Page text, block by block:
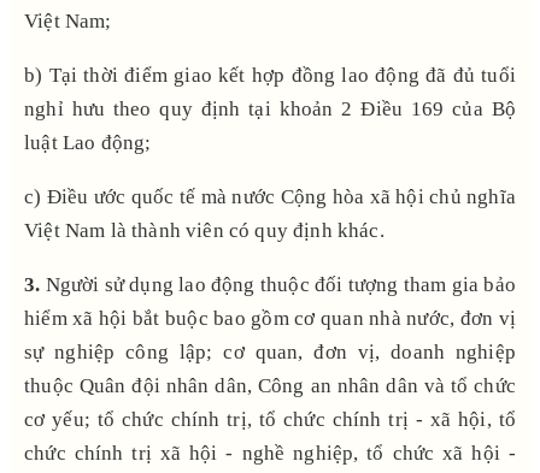
Việt Nam;
b) Tại thời điểm giao kết hợp đồng lao động đã đủ tuổi
nghỉ hưu theo quy định tại khoản 2 Điều 169 của Bộ
luật Lao động;
c) Điều ước quốc tế mà nước Cộng hòa xã hội chủ nghĩa
Việt Nam là thành viên có quy định khác.
3. Người sử dụng lao động thuộc đối tượng tham gia bảo
hiểm xã hội bắt buộc bao gồm cơ quan nhà nước, đơn vị
sự nghiệp công lập; cơ quan, đơn vị, doanh nghiệp
thuộc Quân đội nhân dân, Công an nhân dân và tổ chức
cơ yếu; tổ chức chính trị, tổ chức chính trị - xã hội, tổ
chức chính trị xã hội - nghề nghiệp, tổ chức xã hội -